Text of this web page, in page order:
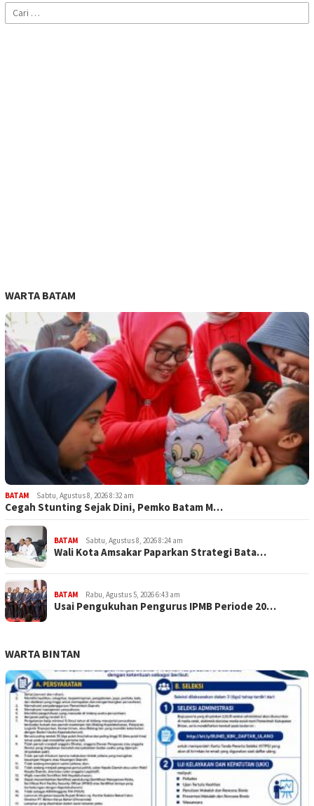
Cari
untuk:
WARTA BATAM
BATAM Sabtu, Agustus 8, 2026 8:32 am
Cegah Stunting Sejak Dini, Pemko Batam M…
BATAM Sabtu, Agustus 8, 2026 8:24 am
Wali Kota Amsakar Paparkan Strategi Bata…
BATAM Rabu, Agustus 5, 2026 6:43 am
Usai Pengukuhan Pengurus IPMB Periode 20…
WARTA BINTAN